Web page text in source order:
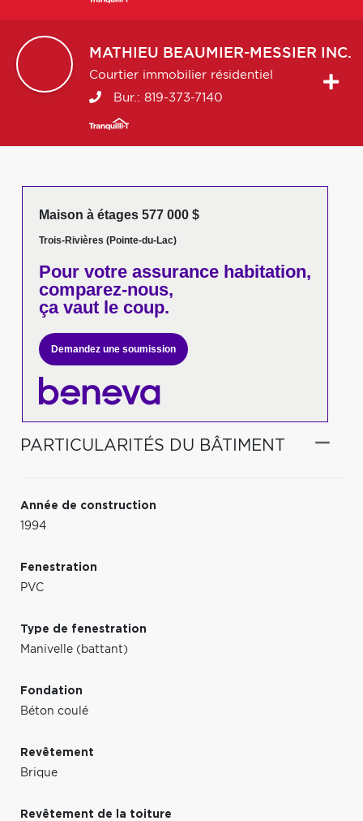
MATHIEU BEAUMIER-MESSIER INC.
Courtier immobilier résidentiel
Bur.: 819-373-7140
Maison à étages 577 000 $
Trois-Rivières (Pointe-du-Lac)
Pour votreassurance habitation,
comparez-nous,
ça vaut le coup.
Demandez une soumission
PARTICULARITÉS DU BÂTIMENT
Année de construction
1994
Fenestration
PVC
Type de fenestration
Manivelle (battant)
Fondation
Béton coulé
Revêtement
Brique
Revêtement de la toiture